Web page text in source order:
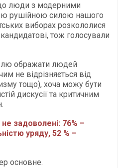
що люди з модерними
рушійною силою нашого
виборах розкололися
тож голосували
ображати людей
не відрізняється від
тощо), хоча можу бути
дискусії та критичним
не задоволені: 76% –
уряду, 52 % –
основне.